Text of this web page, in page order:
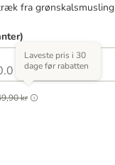
fra grønskalsmusling
kr
Laveste pris i 30
dage før rabatten